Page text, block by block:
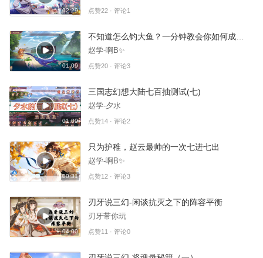
02:29 点赞22 · 评论1
01:09
赵学-啊B✨
点赞20 · 评论3
01:09
三国志幻想大陆七百抽测试(七)
赵学-夕水
点赞14 · 评论2
00:31
只为护稚，赵云最帅的一次七进七出
赵学-啊B✨
点赞12 · 评论3
04:00
刃牙说三幻-闲谈抗灭之下的阵容平衡
刃牙带你玩
点赞11 · 评论0